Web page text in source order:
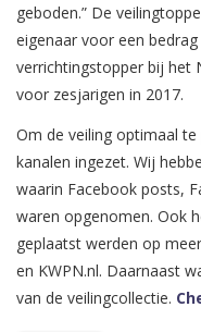
geboden.” De
eigenaar voor een
verrichtingstopper bij het
voor zesjarigen in 2017.
Om de veiling optimaal
kanalen ingezet. Wij
waarin Facebook posts,
waren opgenomen. Ook
geplaatst werden op
en KWPN.nl. Daarnaast
van de veilingcollectie.